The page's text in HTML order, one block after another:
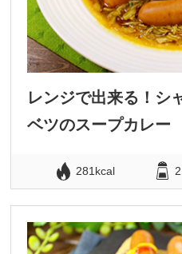
レンジで出来る！シ
ベツのスープカレー
281kcal